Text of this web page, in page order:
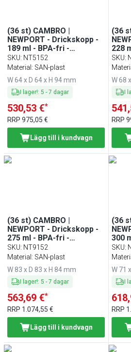
(36 st) CAMBRO |
NEWPORT - Drickskopp -
189 ml - BPA-fri -
Transparent
SKU: NT5152
Material: SAN-plast
W 64 x D 64 x H 94 mm
I lager!: 5 - 7 dagar
530,53 €*
RRP 975,05 €
Lägg till i kundvagn
(36
228
SKU:
W 68
I
RRP
(36 st) CAMBRO |
NEWPORT - Drickskopp -
275 ml - BPA-fri -
Transparent
SKU: NT9152
Material: SAN-plast
W 83 x D 83 x H 84 mm
I lager!: 5 - 7 dagar
563,69 €*
RRP 1.074,55 €
Lägg till i kundvagn
(36
300
SKU:
W 71
I
RRP